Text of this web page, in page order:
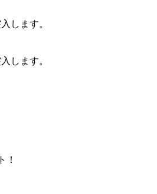
します。
します。
！